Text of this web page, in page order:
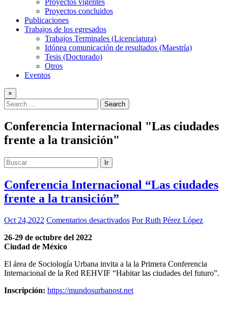
Proyectos vigentes
Proyectos concluidos
Publicaciones
Trabajos de los egresados
Trabajos Terminales (Licenciatura)
Idónea comunicación de resultados (Maestría)
Tesis (Doctorado)
Otros
Eventos
×
Conferencia Internacional "Las ciudades
frente a la transición"
Ir
Conferencia Internacional “Las ciudades
frente a la transición”
Oct 24,2022 Comentarios desactivadosen
frente
a
transición”
Por Ruth Pérez López
26-29 de octubre del 2022
Ciudad de México
El área de Sociología Urbana invita a la la Primera Conferencia
Internacional de la Red REHVIF “Habitar las ciudades del futuro”.
Inscripción: https://mundosurbanost.net